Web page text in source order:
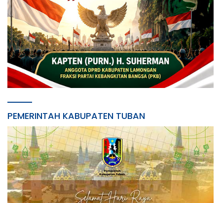
PEMERINTAH KABUPATEN TUBAN